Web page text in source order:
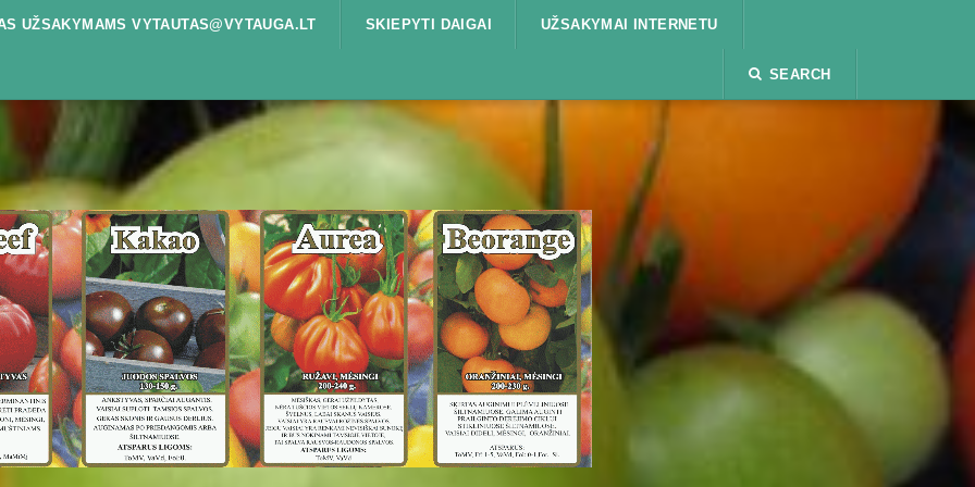
UŽSAKYMAMS VYTAUTAS@VYTAUGA.LT SKIEPYTI DAIGAI UŽSAKYMAI INTERNETU
SEARCH